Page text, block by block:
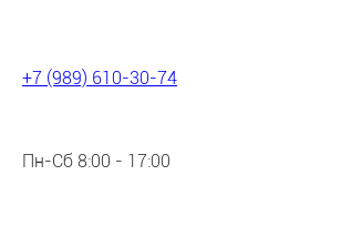
+7 (989) 610-30-74
Пн-Сб 8:00 - 17:00